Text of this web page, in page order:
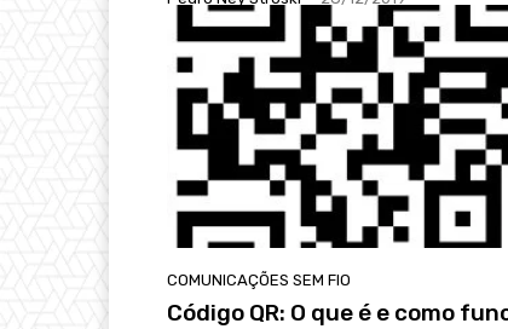
COMUNICAÇÕES SEM FIO
Código QR: O que é e como